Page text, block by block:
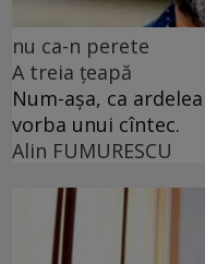
nu ca-n perete
A treia țeapă
Num-așa, ca
vorba unui cîntec.
Alin FUMURESCU